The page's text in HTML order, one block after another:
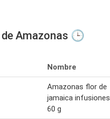
Amazonas 🕒
Nombre
Amazonas flor de
jamaica infusiones
60 g